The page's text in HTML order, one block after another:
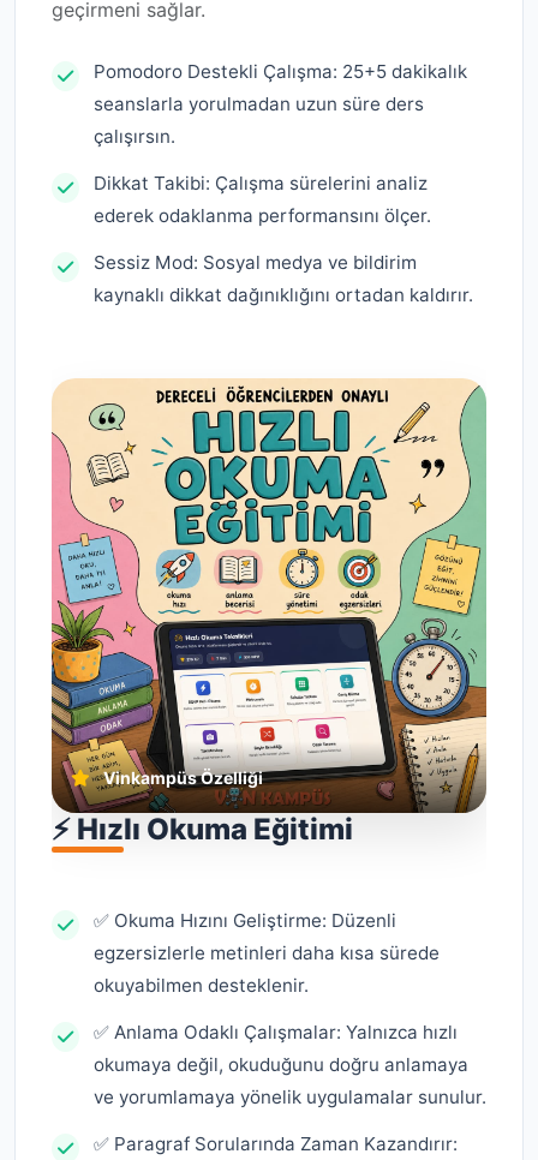
geçirmeni sağlar.
Pomodoro Destekli Çalışma: 25+5 dakikalık
seanslarla yorulmadan uzun süre ders
çalışırsın.
Dikkat Takibi: Çalışma sürelerini analiz
ederek odaklanma performansını ölçer.
Sessiz Mod: Sosyal medya ve bildirim
kaynaklı dikkat dağınıklığını ortadan kaldırır.
Vinkampüs Özelliği
⚡ Hızlı Okuma Eğitimi
✅ Okuma Hızını Geliştirme: Düzenli
egzersizlerle metinleri daha kısa sürede
okuyabilmen desteklenir.
✅ Anlama Odaklı Çalışmalar: Yalnızca hızlı
okumaya değil, okuduğunu doğru anlamaya
ve yorumlamaya yönelik uygulamalar sunulur.
✅ Paragraf Sorularında Zaman Kazandırır: